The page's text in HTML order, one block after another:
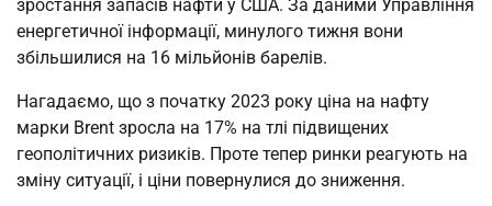
зростання запасів нафти у США. За даними Управління
енергетичної інформації, минулого тижня вони
збільшилися на 16 мільйонів барелів.
Нагадаємо, що з початку 2023 року ціна на нафту
марки Brent зросла на 17% на тлі підвищених
геополітичних ризиків. Проте тепер ринки реагують на
зміну ситуації, і ціни повернулися до зниження.